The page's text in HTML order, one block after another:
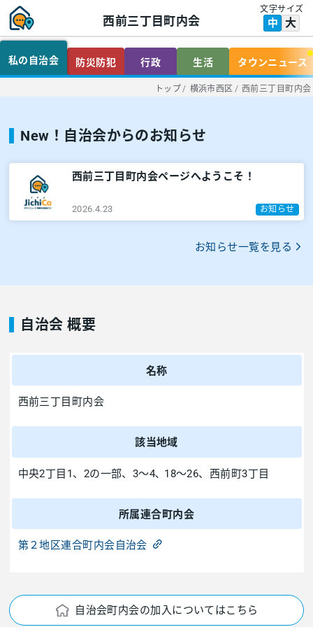
西前三丁目町内会
文字サイズ
中 大
私の自治会 防災防犯 行政 生活 タウンニュース
トップ / 横浜市西区 / 西前三丁目町内会
New！自治会からのお知らせ
西前三丁目町内会ページへようこそ！
2026.4.23 お知らせ
お知らせ一覧を見る
自治会 概要
名称
西前三丁目町内会
該当地域
中央2丁目1、2の一部、3～4､ 18～26、西前町3丁目
所属連合町内会
第２地区連合町内会自治会
自治会町内会の加入についてはこちら